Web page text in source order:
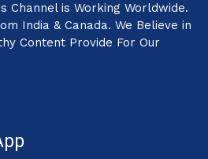
Channel is Working Worldwide.
India & Canada. We Believe in
Content Provide For Our